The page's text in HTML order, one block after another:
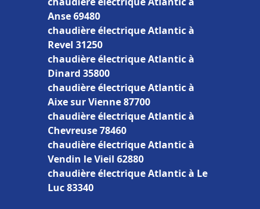
Anse 69480
chaudière électrique Atlantic à
Revel 31250
chaudière électrique Atlantic à
Dinard 35800
chaudière électrique Atlantic à
Aixe sur Vienne 87700
chaudière électrique Atlantic à
Chevreuse 78460
chaudière électrique Atlantic à
Vendin le Vieil 62880
chaudière électrique Atlantic à Le
Luc 83340